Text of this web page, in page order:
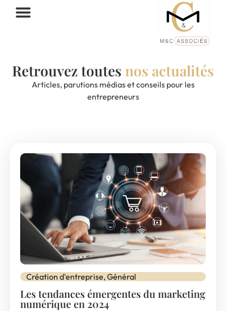
Retrouvez toutes nos actualités
Articles, parutions médias et conseils pour les
entrepreneurs
Création d'entreprise,Général
Les tendances émergentes du marketing
numérique en 2024